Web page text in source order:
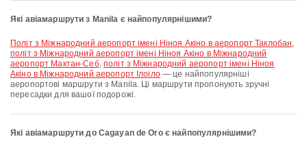
Які авіамаршрути з Manila є найпопулярнішими?
політ з Міжнародний аеропорт імені Ніноя Акіно в аеропорт Таклобан,
політ з Міжнародний аеропорт імені Ніноя Акіно в Міжнародний
аеропорт Мактан-Себ, політ з Міжнародний аеропорт імені Ніноя
Акіно в Міжнародний аеропорт Ілоіло— це найпопулярніші
аеропортові маршрути з Manila. Ці маршрути пропонують зручні
пересадки для вашої подорожі.
Які авіамаршрути до Cagayan de Oro є найпопулярнішими?